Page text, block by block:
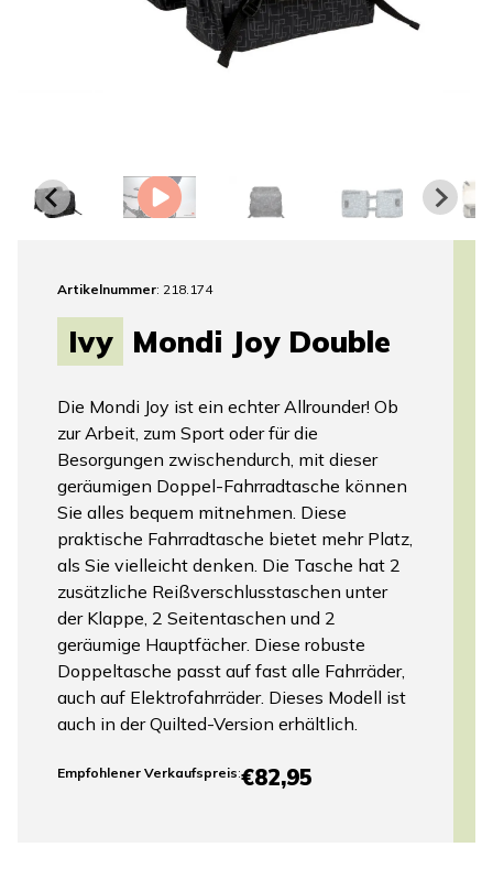
Artikelnummer: 218.174
Ivy Mondi Joy Double
Die Mondi Joy ist ein echter Allrounder! Ob
zur Arbeit, zum Sport oder für die
Besorgungen zwischendurch, mit dieser
geräumigen Doppel-Fahrradtasche können
Sie alles bequem mitnehmen. Diese
praktische Fahrradtasche bietet mehr Platz,
als Sie vielleicht denken. Die Tasche hat 2
zusätzliche Reißverschlusstaschen unter
der Klappe, 2 Seitentaschen und 2
geräumige Hauptfächer. Diese robuste
Doppeltasche passt auf fast alle Fahrräder,
auch auf Elektrofahrräder. Dieses Modell ist
auch in der Quilted-Version erhältlich.
Empfohlener Verkaufspreis:€82,95